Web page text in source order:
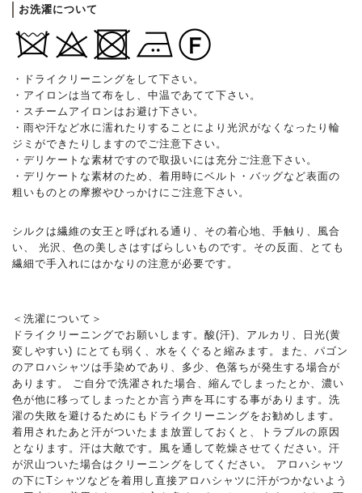
お洗濯について
・ドライクリーニングをして下さい。
・アイロンは当て布をし、中温であてて下さい。
・スチームアイロンはお避け下さい。
・雨や汗など水に濡れたりすることにより光沢がなくなったり輪
ジミができたりしますのでご注意下さい。
・デリケートな素材ですので取扱いには充分ご注意下さい。
・デリケートな素材のため、着用時にベルト・バッグなど表面の
粗いものとの摩擦やひっかけにご注意下さい。
シルクは繊維の女王と呼ばれる通り、その着心地、手触り、風合
い、 光沢、色の美しさはすばらしいものです。その反面、とても
繊細で手入れにはかなりの注意が必要です。
＜洗濯について＞
ドライクリーニングでお願いします。酸(汗)、アルカリ、日光(黄
変しやすい) にとても弱く、水をくぐると縮みます。また、パゴン
のアロハシャツは手染めであり、多少、色落ちが発生する場合が
あります。 ご自分で洗濯された場合、縮んでしまったとか、濃い
色が他に移ってしまったとか言う声を耳にする事があります。洗
濯の失敗を避けるためにもドライクリーニングをお勧めします。
着用されたあと汗がついたまま放置しておくと、トラブルの原因
となります。汗は大敵です。風を通して乾燥させてください。汗
が沢山ついた場合はクリーニングをしてください。 アロハシャツ
の下にTシャツなどを着用し直接アロハシャツに汗がつかないよう